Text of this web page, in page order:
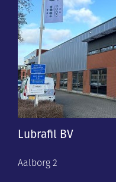
Lubrafil BV
Aalborg 2